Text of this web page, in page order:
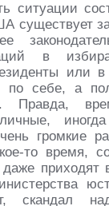
ситуации
существует
в
или в
себе, а
Правда,
громкие
то время,
приходят
скандал